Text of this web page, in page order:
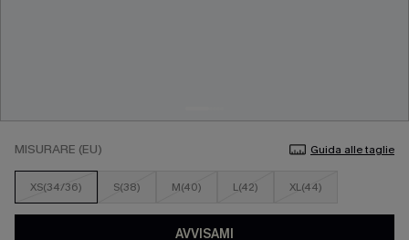
MISURARE (EU) Guida alle taglie
XS(34/36) S(38) M(40) L(42) XL(44)
AVVISAMI